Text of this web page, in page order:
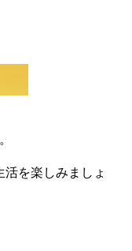
を楽しみましょ